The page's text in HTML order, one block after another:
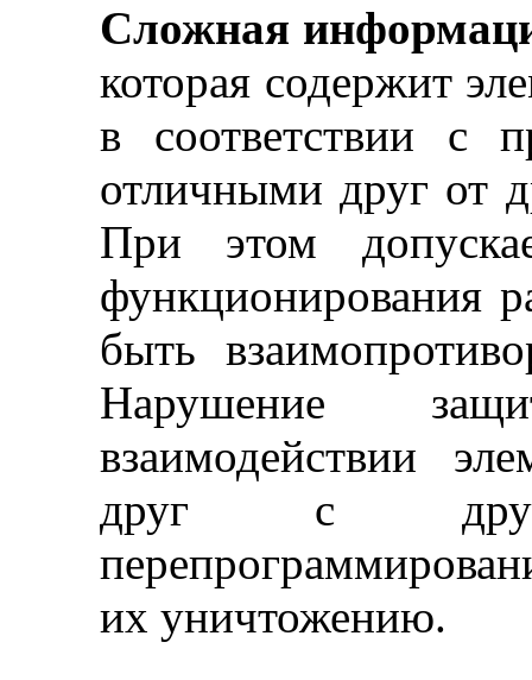
Сложная
которая содержит
в соответствии с
отличными друг от
При этом
функционирования
быть
Нарушение
взаимодействии
друг с
их уничтожению.